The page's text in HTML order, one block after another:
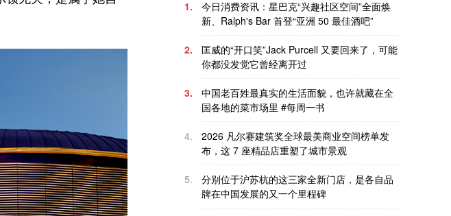
1.
今日消费资讯：星巴克“兴趣社区空间”全面焕
新、Ralph's Bar 首登“亚洲 50 最佳酒吧”
2.
匡威的“开口笑”Jack Purcell 又要回来了，可能
你都没发觉它曾经离开过
3.
中国老百姓最真实的生活面貌，也许就藏在全
国各地的菜市场里 #每周一书
4.
2026 凡尔赛建筑奖全球最美商业空间榜单发
布，这 7 座精品店重塑了城市景观
5.
分别位于沪苏杭的这三家全新门店，是各自品
牌在中国发展的又一个里程碑